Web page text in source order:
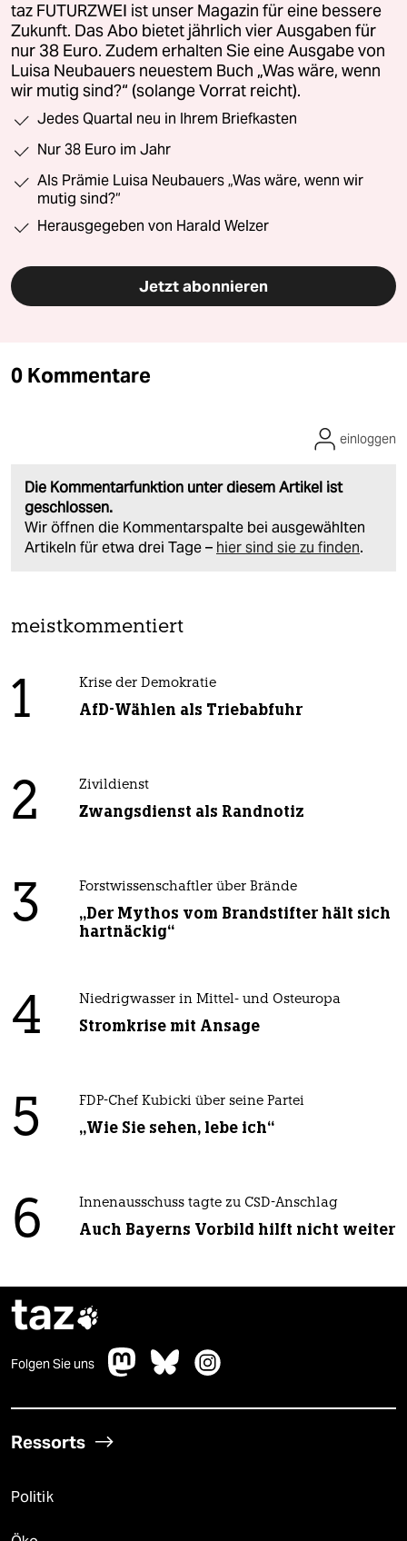
taz FUTURZWEI ist unser Magazin für eine bessere
Zukunft. Das Abo bietet jährlich vier Ausgaben für
nur 38 Euro. Zudem erhalten Sie eine Ausgabe von
Luisa Neubauers neuestem Buch „Was wäre, wenn
wir mutig sind?“ (solange Vorrat reicht).
Jedes Quartal neu in Ihrem Briefkasten
Nur 38 Euro im Jahr
Als Prämie Luisa Neubauers „Was wäre, wenn wir
mutig sind?“
Herausgegeben von Harald Welzer
Jetzt abonnieren
0 Kommentare
Die Kommentarfunktion unter diesem Artikel ist
geschlossen.
Wir öffnen die Kommentarspalte bei ausgewählten
Artikeln für etwa drei Tage – hier sind sie zu finden.
einloggen
meistkommentiert
1 Krise der Demokratie
AfD-Wählen als Triebabfuhr
2 Zivildienst
Zwangsdienst als Randnotiz
3 Forstwissenschaftler über Brände
„Der Mythos vom Brandstifter hält sich
hartnäckig“
4 Niedrigwasser in Mittel- und Osteuropa
Stromkrise mit Ansage
5 FDP-Chef Kubicki über seine Partei
„Wie Sie sehen, lebe ich“
6 Innenausschuss tagte zu CSD-Anschlag
Auch Bayerns Vorbild hilft nicht weiter
taz
Folgen Sie uns
Ressorts
Politik